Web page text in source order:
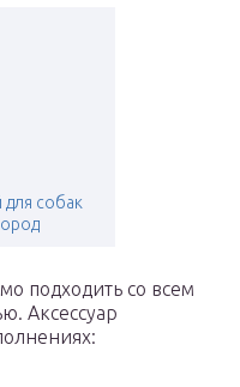
собак
подходить со всем
Аксессуар